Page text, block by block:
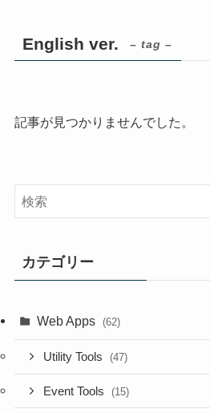
English ver. – tag –
記事が見つかりませんでした。
カテゴリー
Web Apps (62)
Utility Tools (47)
Event Tools (15)